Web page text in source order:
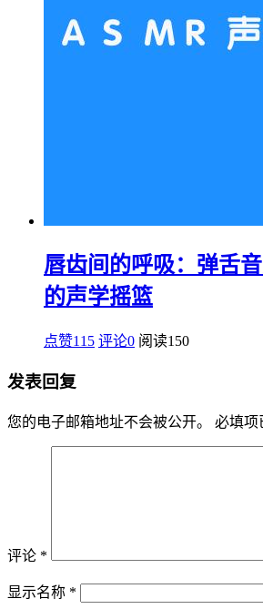
唇齿间的呼吸：弹舌
的声学摇篮
点赞115 评论0 阅读150
发表回复
您的电子邮箱地址不会被公开。 必填项
评论 *
显示名称 *